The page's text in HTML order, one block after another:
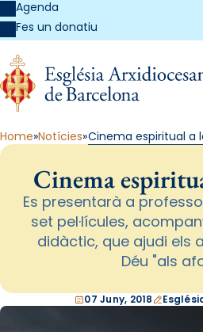
Agenda
Fes un donatiu
Home Notícies Cinema espiritual a
Cinema
Es presentarà a
set pel·lícules,
didàctic, que ajudi els
Déu "als
07 Juny, 2018